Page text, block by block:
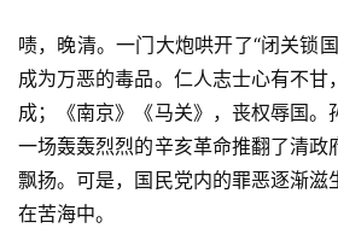
啧，晚清。一门大炮哄开了“闭关锁
成为万恶的毒品。仁人志士心有不甘
成；《南京》《马关》，丧权辱国。
一场轰轰烈烈的辛亥革命推翻了清政
飘扬。可是，国民党内的罪恶逐渐滋
在苦海中。